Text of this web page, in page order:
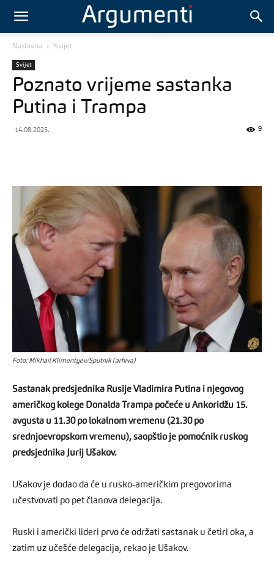
Naslovna Svijet
Svijet
Poznato vrijeme sastanka
Putina i Trampa
14.08.2025. 9
Foto: Mikhail Klimentyev/Sputnik (arhiva)
Sastanak predsjednika Rusije Vladimira Putina i njegovog
američkog kolege Donalda Trampa počeće u Ankoridžu 15.
avgusta u 11.30 po lokalnom vremenu (21.30 po
srednjoevropskom vremenu), saopštio je pomoćnik ruskog
predsjednika Jurij Ušakov.
Ušakov je dodao da će u rusko-američkim pregovorima
učestvovati po pet članova delegacija.
Ruski i američki lideri prvo će održati sastanak u četiri oka, a
zatim uz učešće delegacija, rekao je Ušakov.